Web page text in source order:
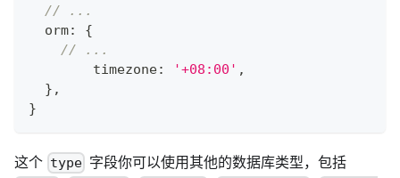
// ...
  orm
:
{
// ...
  	timezone
: '+08:00' ,
} ,
}
这个 type 字段你可以使用其他的数据库类型，包括